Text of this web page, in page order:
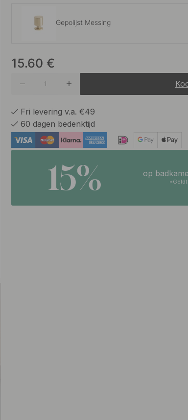
Gepolijst Messing
Mat Zwart
Vernikkeld
15.60 €
Fri levering v.a. €49
60 dagen bedenktijd
15% op